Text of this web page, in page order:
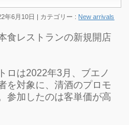
年6月10日 カテゴリー : New arrivals
食レストランの新規開店
ロは2022年3月、ブエノ
を対象に、清酒のプロモ
参加したのは客単価が高